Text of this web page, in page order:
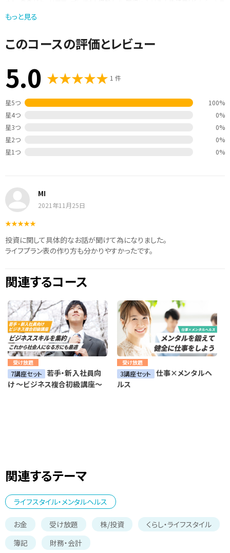
ィ)に造詣も深く、東京家政学院大学（女子大学）、武蔵野大学附属武蔵野女子高等学
院などでキャリアデザインなどの講座も担当する。
MBAを取得。修士論文では、企業がサステナブルな成長を遂げる手段として、職場に
おける心理的安全性を高めるための具体的な施策について研究し、優秀論文賞を受
現在、各企業の文化を軸に社員の傾向を分析し、具体的な施策について進言するこ
とにより、企業のダイバーシティマネジメントの推進を後押しすることに力を入れて
いる。
もっと見る
このコースの評価とレビュー
5.0 1 件
星5つ
100%
星4つ
0%
星3つ
0%
星2つ
0%
星1つ
0%
MI
2021年11月25日
投資に関して具体的なお話が聞けて為になりました。
ライフプラン表の作り方も分かりやすかったです。
関連するコース
受け放題
7講座セット 若手・新入社員向
け ～ビジネス複合初級講座～
受け放題
3講座セット 仕事×メンタルヘ
ルス
関連するテーマ
ライフスタイル・メンタルヘルス
お金 受け放題 株/投資
くらし・ライフスタイル
簿記
財務・会計